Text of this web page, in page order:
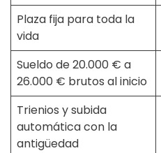
Plaza fija para toda la
vida
Sueldo de 20.000 € a
26.000 € brutos al inicio
Trienios y subida
automática con la
antigüedad